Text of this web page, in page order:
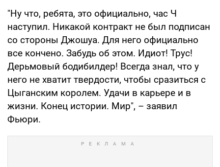
"Ну что, ребята, это официально, час Ч
наступил. Никакой контракт не был подписан
со стороны Джошуа. Для него официально
все кончено. Забудь об этом. Идиот! Трус!
Дерьмовый бодибилдер! Всегда знал, что у
него не хватит твердости, чтобы сразиться с
Цыганским королем. Удачи в карьере и в
жизни. Конец истории. Мир", – заявил
Фьюри.